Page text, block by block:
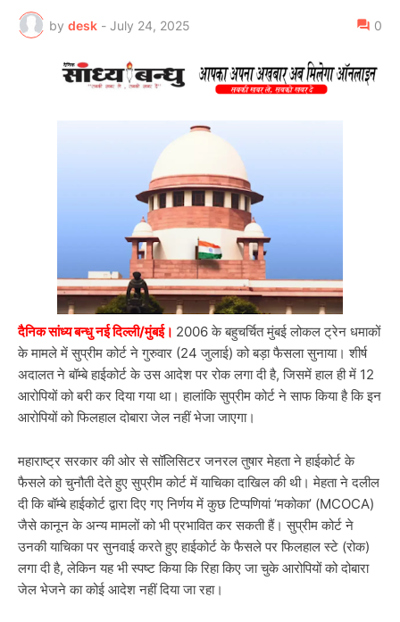
by desk - July 24, 2025 0
दैनिक सांध्य बन्धु नई दिल्ली/मुंबई। 2006 के बहुचर्चित मुंबई लोकल ट्रेन धमाकों
के मामले में सुप्रीम कोर्ट ने गुरुवार (24 जुलाई) को बड़ा फैसला सुनाया। शीर्ष
अदालत ने बॉम्बे हाईकोर्ट के उस आदेश पर रोक लगा दी है, जिसमें हाल ही में 12
आरोपियों को बरी कर दिया गया था। हालांकि सुप्रीम कोर्ट ने साफ किया है कि इन
आरोपियों को फिलहाल दोबारा जेल नहीं भेजा जाएगा।
महाराष्ट्र सरकार की ओर से सॉलिसिटर जनरल तुषार मेहता ने हाईकोर्ट के
फैसले को चुनौती देते हुए सुप्रीम कोर्ट में याचिका दाखिल की थी। मेहता ने दलील
दी कि बॉम्बे हाईकोर्ट द्वारा दिए गए निर्णय में कुछ टिप्पणियां ‘मकोका’ (MCOCA)
जैसे कानून के अन्य मामलों को भी प्रभावित कर सकती हैं। सुप्रीम कोर्ट ने
उनकी याचिका पर सुनवाई करते हुए हाईकोर्ट के फैसले पर फिलहाल स्टे (रोक)
लगा दी है, लेकिन यह भी स्पष्ट किया कि रिहा किए जा चुके आरोपियों को दोबारा
जेल भेजने का कोई आदेश नहीं दिया जा रहा।